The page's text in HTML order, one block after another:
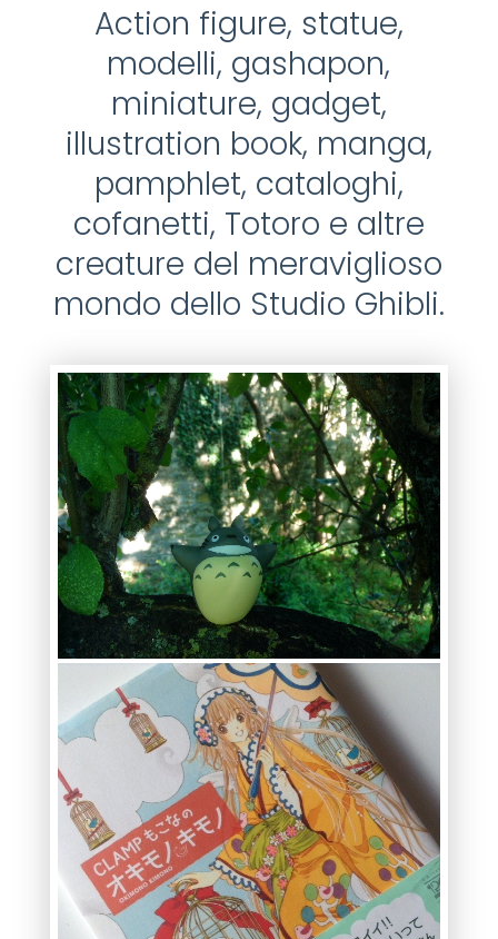
Action figure, statue,
modelli, gashapon,
miniature, gadget,
illustration book, manga,
pamphlet, cataloghi,
cofanetti, Totoro e altre
creature del meraviglioso
mondo dello Studio Ghibli.